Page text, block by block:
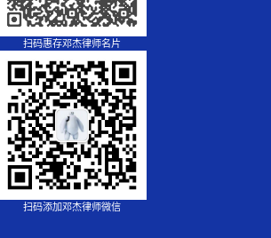
扫码惠存邓杰律师名片
扫码添加邓杰律师微信